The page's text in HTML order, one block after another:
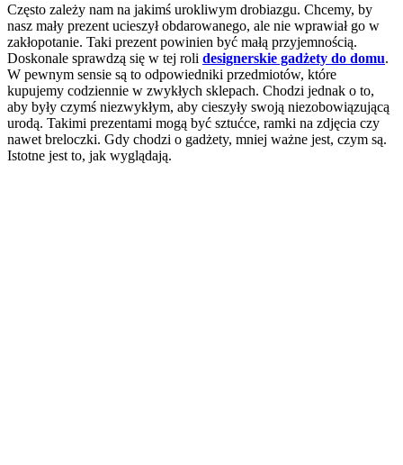
Często zależy nam na jakimś urokliwym drobiazgu. Chcemy, by
nasz mały prezent ucieszył obdarowanego, ale nie wprawiał go w
zakłopotanie. Taki prezent powinien być małą przyjemnością.
Doskonale sprawdzą się w tej roli designerskie gadżety do domu.
W pewnym sensie są to odpowiedniki przedmiotów, które
kupujemy codziennie w zwykłych sklepach. Chodzi jednak o to,
aby były czymś niezwykłym, aby cieszyły swoją niezobowiązującą
urodą. Takimi prezentami mogą być sztućce, ramki na zdjęcia czy
nawet breloczki. Gdy chodzi o gadżety, mniej ważne jest, czym są.
Istotne jest to, jak wyglądają.